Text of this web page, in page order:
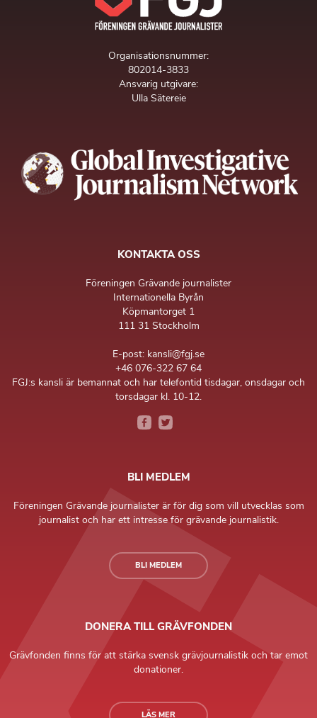
Organisationsnummer:
802014-3833
Ansvarig utgivare:
Ulla Sätereie
KONTAKTA OSS
Föreningen Grävande journalister
Internationella Byrån
Köpmantorget 1
111 31 Stockholm
E-post: kansli@fgj.se
+46 076-322 67 64
FGJ:s kansli är bemannat och har telefontid tisdagar, onsdagar och
torsdagar kl. 10-12.
BLI MEDLEM
Föreningen Grävande journalister är för dig som vill utvecklas som
journalist och har ett intresse för grävande journalistik.
BLI MEDLEM
DONERA TILL GRÄVFONDEN
Grävfonden finns för att stärka svensk grävjournalistik och tar emot
donationer.
LÄS MER